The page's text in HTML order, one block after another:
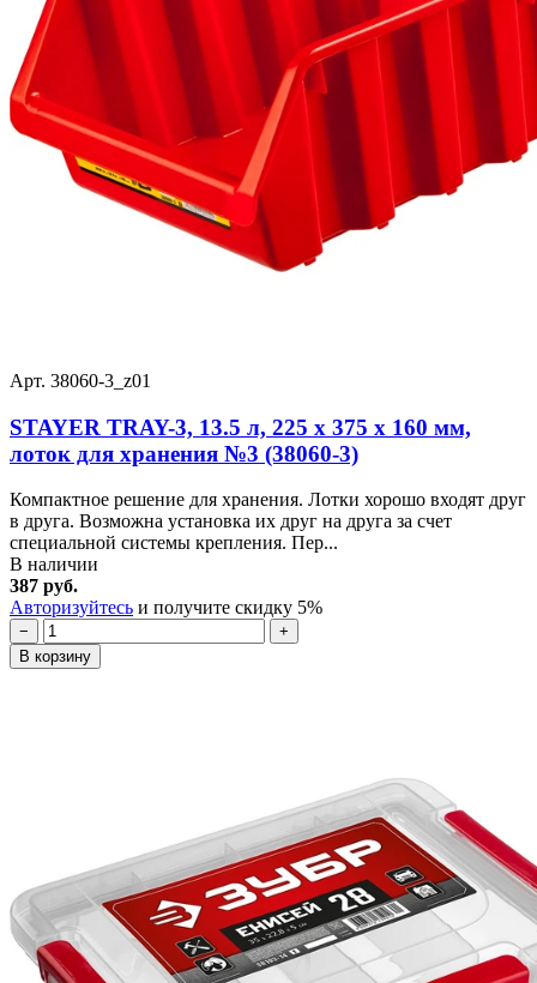
Арт. 38060-3_z01
STAYER TRAY-3, 13.5 л, 225 х 375 х 160 мм,
лоток для хранения №3 (38060-3)
Компактное решение для хранения. Лотки хорошо входят друг
в друга. Возможна установка их друг на друга за счет
специальной системы крепления. Пер...
В наличии
387 руб.
Авторизуйтесь и получите скидку 5%
−
+
В корзину